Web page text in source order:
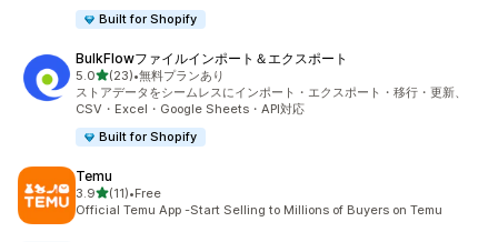
Built for Shopify
BulkFlowファイルインポート＆エクスポート
5.05つ星中
(23)
合計レビュー数：23件
•無料プランあり
ストアデータをシームレスにインポート・エクスポート・移行・更新、
CSV・Excel・Google Sheets・API対応
Built for Shopify
Temu
3.95つ星中
(11)
合計レビュー数：11件
•Free
Official Temu App -Start Selling to Millions of Buyers on Temu